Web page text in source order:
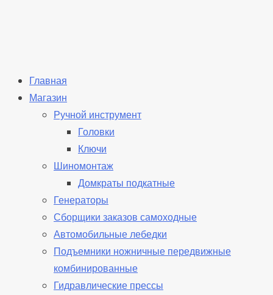
Главная
Магазин
Ручной инструмент
Головки
Ключи
Шиномонтаж
Домкраты подкатные
Генераторы
Сборщики заказов самоходные
Автомобильные лебедки
Подъемники ножничные передвижные
комбинированные
Гидравлические прессы